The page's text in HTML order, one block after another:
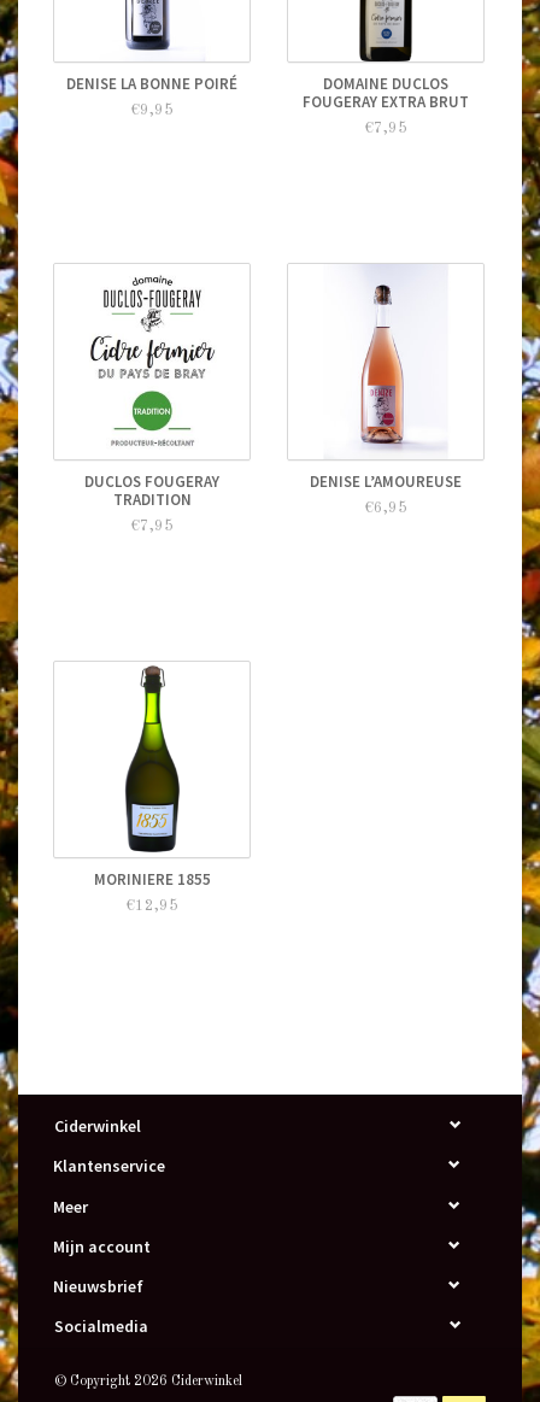
DENISE LA BONNE POIRÉ
€9,95
DOMAINE DUCLOS
FOUGERAY EXTRA BRUT
€7,95
DUCLOS FOUGERAY
TRADITION
€7,95
DENISE L’AMOUREUSE
€6,95
MORINIERE 1855
€12,95
Ciderwinkel
Klantenservice
Meer
Mijn account
Nieuwsbrief
Socialmedia
© Copyright 2026 Ciderwinkel